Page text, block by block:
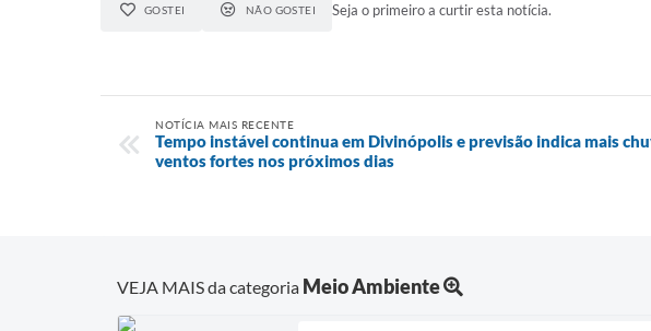
GOSTEI NÃO GOSTEI Seja o primeiro a curtir esta notícia.
NOTÍCIA MAIS RECENTE
Tempo instável continua em Divinópolis e previsão indica mais
ventos fortes nos próximos dias
VEJA MAIS da categoria Meio Ambiente